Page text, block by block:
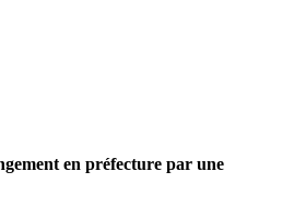
en préfecture par une